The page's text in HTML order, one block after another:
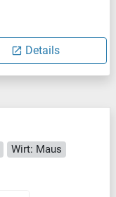
Details
Wirt: Maus